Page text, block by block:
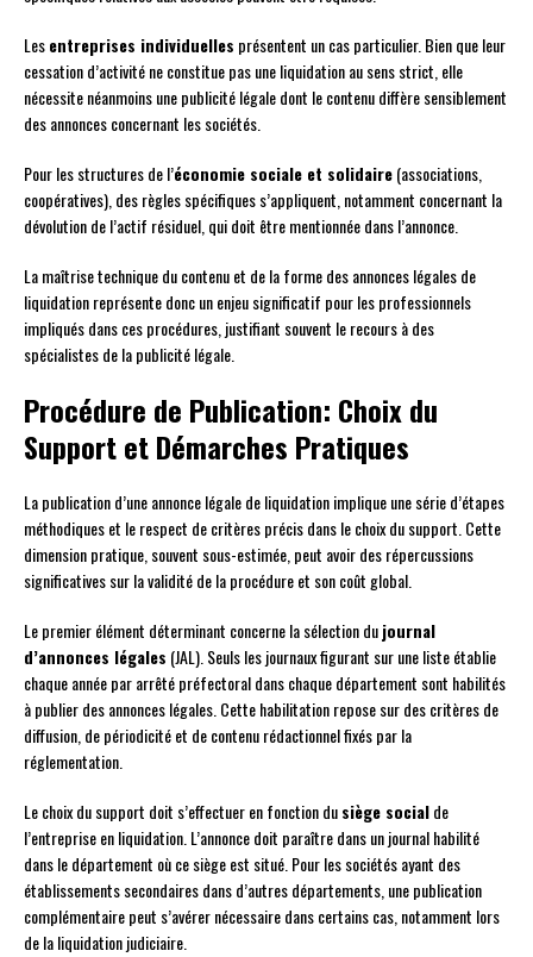
Lesentreprises individuelles présentent un cas particulier. Bien que leur
cessation d’activité ne constitue pas une liquidation au sens strict, elle
nécessite néanmoins une publicité légale dont le contenu diffère sensiblement
des annonces concernant les sociétés.
Pour les structures de l’économie sociale et solidaire(associations,
coopératives), des règles spécifiques s’appliquent, notamment concernant la
dévolution de l’actif résiduel, qui doit être mentionnée dans l’annonce.
La maîtrise technique du contenu et de la forme des annonces légales de
liquidation représente donc un enjeu significatif pour les professionnels
impliqués dans ces procédures, justifiant souvent le recours à des
spécialistes de la publicité légale.
Procédure de Publication: Choix du
Support et Démarches Pratiques
La publication d’une annonce légale de liquidation implique une série d’étapes
méthodiques et le respect de critères précis dans le choix du support. Cette
dimension pratique, souvent sous-estimée, peut avoir des répercussions
significatives sur la validité de la procédure et son coût global.
Le premier élément déterminant concerne la sélection dujournal
d’annonces légales (JAL). Seuls les journaux figurant sur une liste établie
chaque année par arrêté préfectoral dans chaque département sont habilités
à publier des annonces légales. Cette habilitation repose sur des critères de
diffusion, de périodicité et de contenu rédactionnel fixés par la
réglementation.
Le choix du support doit s’effectuer en fonction dusiège socialde
l’entreprise en liquidation. L’annonce doit paraître dans un journal habilité
dans le département où ce siège est situé. Pour les sociétés ayant des
établissements secondaires dans d’autres départements, une publication
complémentaire peut s’avérer nécessaire dans certains cas, notamment lors
de la liquidation judiciaire.